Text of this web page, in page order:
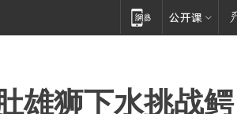
雄狮下水挑战鳄